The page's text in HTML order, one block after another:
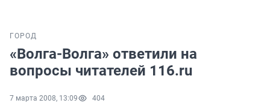
ГОРОД
«Волга-Волга» ответили на
вопросы читателей 116.ru
7 марта 2008, 13:09 404